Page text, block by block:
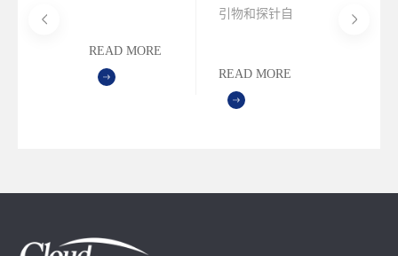
READ MORE
引物和探针自
READ MORE
引物的